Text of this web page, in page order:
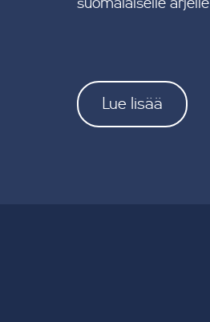
suomalaiselle arjelle
Lue lisää